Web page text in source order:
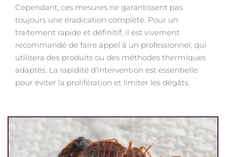
Cependant, ces mesures ne garantissent pas
toujours une éradication complète. Pour un
traitement rapide et définitif, il est vivement
recommandé de faire appel à un professionnel, qui
utilisera des produits ou des méthodes thermiques
adaptés. La rapidité d’intervention est essentielle
pour éviter la prolifération et limiter les dégâts.